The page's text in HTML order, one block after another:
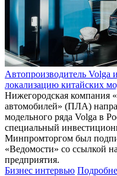
Автопроизводитель Volga
локализацию китайских
Нижегородская компания
автомобилей» (ПЛА)
модельного ряда Volga в
специальный
Минпромторгом был
«Ведомости» со ссылкой
предприятия.
Бизнес интервью